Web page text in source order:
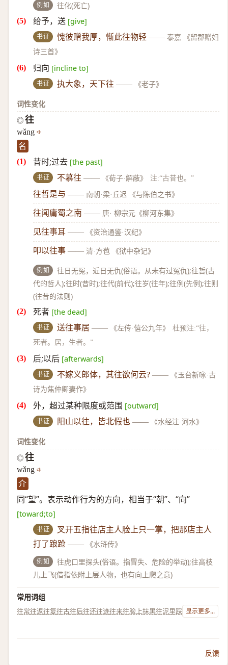
例如 往化(死亡)
给予，送 [give]
书证 愧彼赠我厚，惭此往物轻 —— 泰嘉 《留郡赠妇
诗三首》
归向 [incline to]
书证 执大象，天下往 —— 《老子》
词性变化
◎ 往
wǎng
名
昔时;过去 [the past]
书证 不慕往 —— 《荀子·解蔽》 注:“古昔也。”
往哲是与 —— 南朝·梁·丘迟 《与陈伯之书》
往闻庸蜀之南 —— 唐· 柳宗元《柳河东集》
见往事耳 —— 《资治通鉴·汉纪》
叩以往事 —— 清·方苞 《狱中杂记》
例如
往日无冤，近日无仇(俗语。从未有过冤仇);往哲(古
代的哲人);往时(昔时);往代(前代);往岁(往年);往例(先例);往则
(往昔的法则)
死者 [the dead]
书证 送往事居 —— 《左传·僖公九年》
杜预注:“往，
死者。居，生者。”
后;以后 [afterwards]
书证 不嫁义郎体，其往欲何云? ——
《玉台新咏·古
诗为焦仲卿妻作》
外，超过某种限度或范围 [outward]
书证 阳山以往，皆北假也 —— 《水经注·河水》
词性变化
◎ 往
wǎng
介
同“望”。表示动作行为的方向，相当于“朝”、“向”
[toward;to]
书证
叉开五指往店主人脸上只一掌，把那店主人
打了踉跄 —— 《水浒传》
例如
往虎口里探头(俗语。指冒失、危险的举动);往高枝
儿上飞(借指依附上层人物，也有向上爬之意)
常用词组
往常往返往复往古往后往还往迹往来往脸上抹黑往泥里踩 显示更多...
反馈